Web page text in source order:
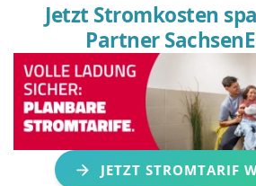
Jetzt Stromkosten
Partner
JETZT STROMTARIF